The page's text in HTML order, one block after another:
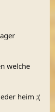
welche
heim ;(